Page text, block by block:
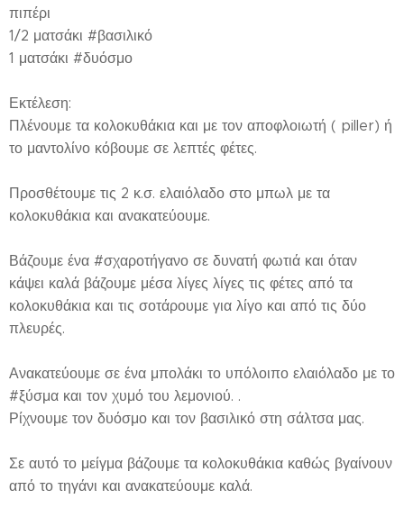
πιπέρι
1/2 ματσάκι #βασιλικό
1 ματσάκι #δυόσμο
Εκτέλεση:
Πλένουμε τα κολοκυθάκια και με τον αποφλοιωτή ( piller) ή
το μαντολίνο κόβουμε σε λεπτές φέτες.
Προσθέτουμε τις 2 κ.σ. ελαιόλαδο στο μπωλ με τα
κολοκυθάκια και ανακατεύουμε.
Βάζουμε ένα #σχαροτήγανο σε δυνατή φωτιά και όταν
κάψει καλά βάζουμε μέσα λίγες λίγες τις φέτες από τα
κολοκυθάκια και τις σοτάρουμε για λίγο και από τις δύο
πλευρές.
Ανακατεύουμε σε ένα μπολάκι το υπόλοιπο ελαιόλαδο με το
#ξύσμα και τον χυμό του λεμονιού. .
Ρίχνουμε τον δυόσμο και τον βασιλικό στη σάλτσα μας.
Σε αυτό το μείγμα βάζουμε τα κολοκυθάκια καθώς βγαίνουν
από το τηγάνι και ανακατεύουμε καλά.